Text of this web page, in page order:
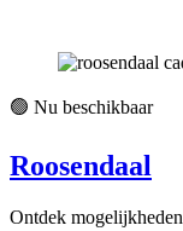
🟢 Nu beschikbaar
Roosendaal
Ontdek mogelijkheden